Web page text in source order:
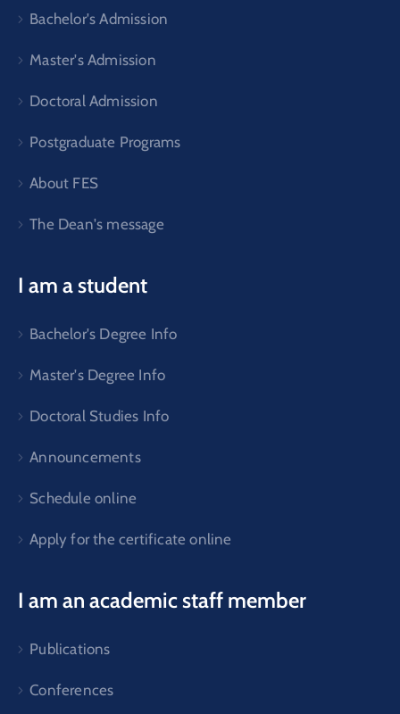
Bachelor's Admission
Master's Admission
Doctoral Admission
Postgraduate Programs
About FES
The Dean's message
I am a student
Bachelor's Degree Info
Master's Degree Info
Doctoral Studies Info
Announcements
Schedule online
Apply for the certificate online
I am an academic staff member
Publications
Conferences